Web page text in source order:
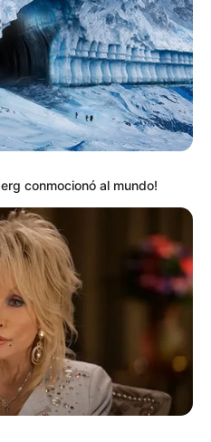
de los Deportes.
de los Niños.
Virgilio Barco.
Central.
CEAD.
– Parque.
Distrital Del Sur.
conmocionó al mundo!